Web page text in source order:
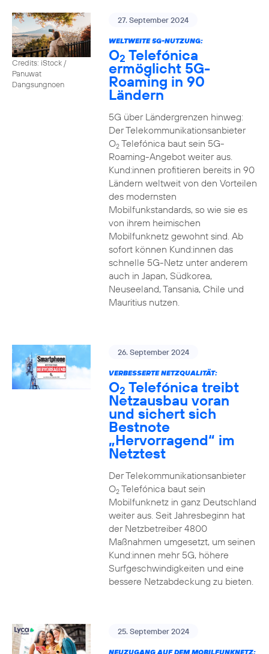
Credits: iStock /
Panuwat
Dangsungnoen
27. September 2024
WELTWEITE 5G-NUTZUNG:
O2 Telefónica
ermöglicht 5G-
Roaming in 90
Ländern
5G über Ländergrenzen hinweg:
Der Telekommunikationsanbieter
O2Telefónica baut sein 5G-
Roaming-Angebot weiter aus.
Kund:innen profitieren bereits in 90
Ländern weltweit von den Vorteilen
des modernsten
Mobilfunkstandards, so wie sie es
von ihrem heimischen
Mobilfunknetz gewohnt sind. Ab
sofort können Kund:innen das
schnelle 5G-Netz unter anderem
auch in Japan, Südkorea,
Neuseeland, Tansania, Chile und
Mauritius nutzen.
26. September 2024
VERBESSERTE NETZQUALITÄT:
O2 Telefónica treibt
Netzausbau voran
und sichert sich
Bestnote
„Hervorragend“ im
Netztest
Der Telekommunikationsanbieter
O2Telefónica baut sein
Mobilfunknetz in ganz Deutschland
weiter aus. Seit Jahresbeginn hat
der Netzbetreiber 4800
Maßnahmen umgesetzt, um seinen
Kund:innen mehr 5G, höhere
Surfgeschwindigkeiten und eine
bessere Netzabdeckung zu bieten.
25. September 2024
NEUZUGANG AUF DEM MOBILFUNKNETZ: